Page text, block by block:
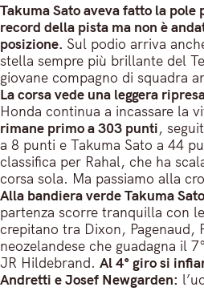
Takuma Sato aveva fatto la
record della pista ma non è
posizione. Sul podio arriva
stella sempre più brillante del
giovane compagno di squadra
La corsa vede una leggera
Honda continua a incassare la
rimane primo a 303 punti,
a 8 punti e Takuma Sato a 44
classifica per Rahal, che ha
corsa sola. Ma passiamo alla
Alla bandiera verde Takuma
partenza scorre tranquilla con
crepitano tra Dixon, Pagenaud,
neozelandese che guadagna il
JR Hildebrand. Al 4° giro si
Andretti e Josef Newgarden: